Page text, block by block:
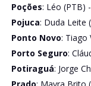
Poções: Léo (PTB)
Pojuca: Duda Leite
Ponto Novo: Tiago
Porto Seguro:
Potiraguá: Jorge